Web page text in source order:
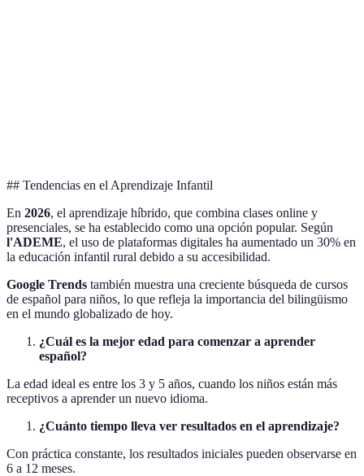
## Tendencias en el Aprendizaje Infantil
En 2026, el aprendizaje híbrido, que combina clases online y
presenciales, se ha establecido como una opción popular. Según
l'ADEME, el uso de plataformas digitales ha aumentado un 30% en
la educación infantil rural debido a su accesibilidad.
Google Trends también muestra una creciente búsqueda de cursos
de español para niños, lo que refleja la importancia del bilingüismo
en el mundo globalizado de hoy.
¿Cuál es la mejor edad para comenzar a aprender
español?
La edad ideal es entre los 3 y 5 años, cuando los niños están más
receptivos a aprender un nuevo idioma.
¿Cuánto tiempo lleva ver resultados en el aprendizaje?
Con práctica constante, los resultados iniciales pueden observarse en
6 a 12 meses.